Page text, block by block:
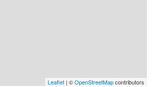
Leaflet | ©OpenStreetMapcontributors